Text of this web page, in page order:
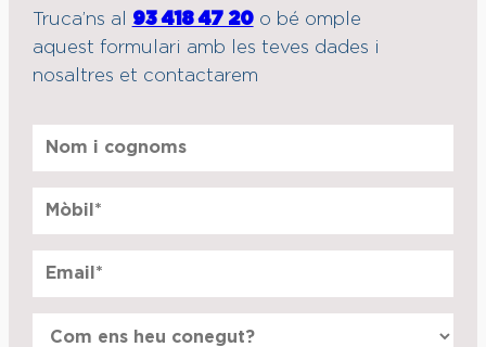
Truca’ns al 93 418 47 20o bé omple
aquest formulari amb les teves dades i
nosaltres et contactarem